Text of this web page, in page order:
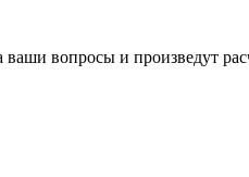
вопросы и произведут